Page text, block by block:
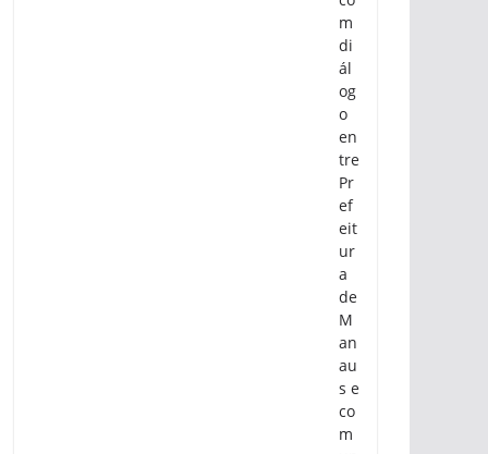
m
di
ál
og
o
en
tre
Pr
ef
eit
ur
a
de
M
an
au
s e
co
m